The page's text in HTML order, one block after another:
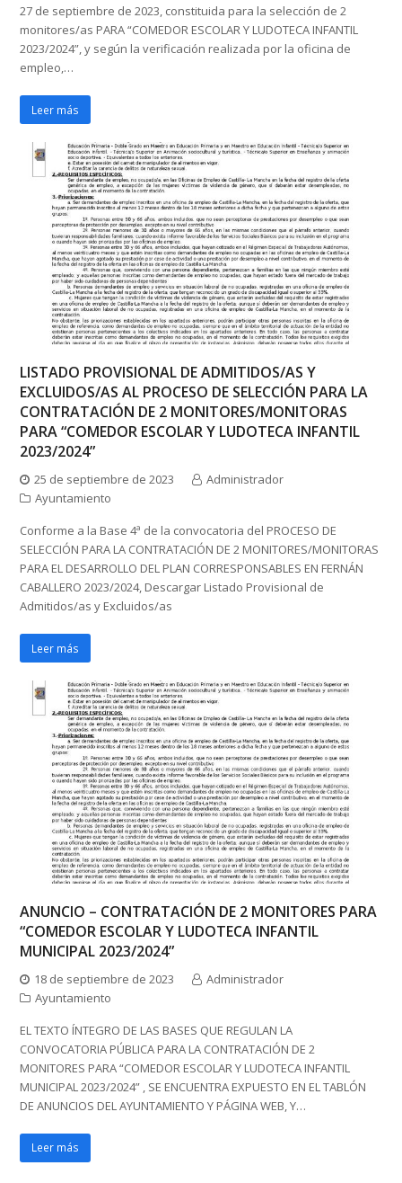
27 de septiembre de 2023, constituida para la selección de 2
monitores/as PARA “COMEDOR ESCOLAR Y LUDOTECA INFANTIL
2023/2024”, y según la verificación realizada por la oficina de
empleo,…
Leer más
LISTADO PROVISIONAL DE ADMITIDOS/AS Y
EXCLUIDOS/AS AL PROCESO DE SELECCIÓN PARA LA
CONTRATACIÓN DE 2 MONITORES/MONITORAS
PARA “COMEDOR ESCOLAR Y LUDOTECA INFANTIL
2023/2024”
25 de septiembre de 2023
Administrador
Ayuntamiento
Conforme a la Base 4ª de la convocatoria del PROCESO DE
SELECCIÓN PARA LA CONTRATACIÓN DE 2 MONITORES/MONITORAS
PARA EL DESARROLLO DEL PLAN CORRESPONSABLES EN FERNÁN
CABALLERO 2023/2024, Descargar Listado Provisional de
Admitidos/as y Excluidos/as
Leer más
ANUNCIO – CONTRATACIÓN DE 2 MONITORES PARA
“COMEDOR ESCOLAR Y LUDOTECA INFANTIL
MUNICIPAL 2023/2024”
18 de septiembre de 2023
Administrador
Ayuntamiento
EL TEXTO ÍNTEGRO DE LAS BASES QUE REGULAN LA
CONVOCATORIA PÚBLICA PARA LA CONTRATACIÓN DE 2
MONITORES PARA “COMEDOR ESCOLAR Y LUDOTECA INFANTIL
MUNICIPAL 2023/2024” , SE ENCUENTRA EXPUESTO EN EL TABLÓN
DE ANUNCIOS DEL AYUNTAMIENTO Y PÁGINA WEB, Y…
Leer más